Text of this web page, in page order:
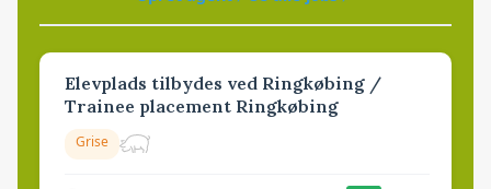
Elevplads tilbydes ved Ringkøbing /
Trainee placement Ringkøbing
Grise